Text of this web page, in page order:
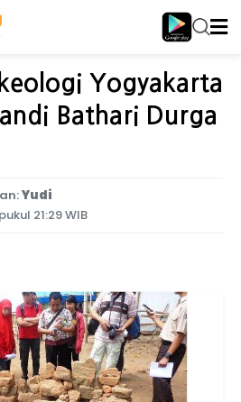
Yogyakarta
Bathari Durga
Yudi
21:29 WIB